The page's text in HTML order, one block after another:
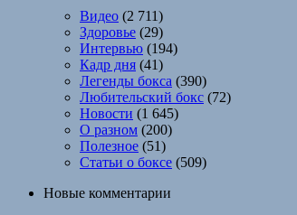
Видео (2 711)
Здоровье (29)
Интервью (194)
Кадр дня (41)
Легенды бокса (390)
Любительский бокс (72)
Новости (1 645)
О разном (200)
Полезное (51)
Статьи о боксе (509)
Новые комментарии